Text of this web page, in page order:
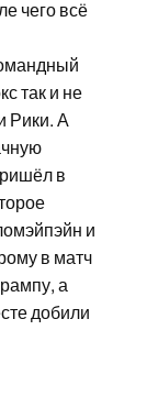
чего всё
так и не
Рики. А
в
и
в матч
а
добили